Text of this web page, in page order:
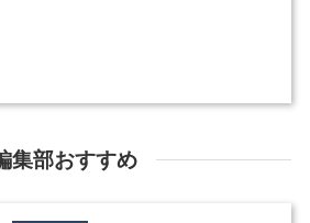
集部おすすめ